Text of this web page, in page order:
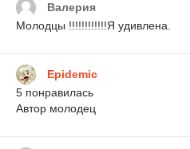
Валерия
Молодцы !!!!!!!!!!!!Я удивлена.
Epidemic
5 понравилась
Автор молодец